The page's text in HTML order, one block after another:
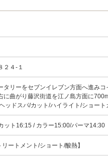
２４-１
タリーをセブンイレブン方面へ進み
に曲がり藤沢街道を江ノ島方面に
ッドスパ/カット/ハイライト/ショート
ト16:15 / カラー15:00/パーマ14:30
ートメント/ショート/酸熱】